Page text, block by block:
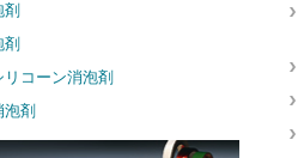
コーン消泡剤
剤